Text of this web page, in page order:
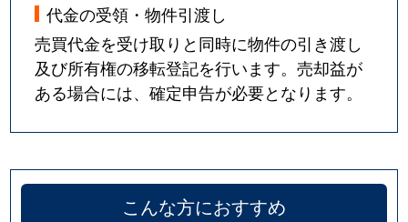
代金の受領・物件引渡し
売買代金を受け取りと同時に物件の引き渡し
及び所有権の移転登記を行います。売却益が
ある場合には、確定申告が必要となります。
こんな方におすすめ